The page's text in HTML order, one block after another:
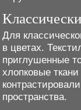
Для
в цветах.
приглушенные
хлопковые
пространства.